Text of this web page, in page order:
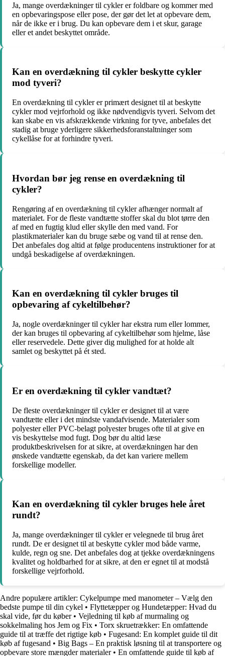
Ja, mange overdækninger til cykler er foldbare og kommer med
en opbevaringspose eller pose, der gør det let at opbevare dem,
når de ikke er i brug. Du kan opbevare dem i et skur, garage
eller et andet beskyttet område.
Kan en overdækning til cykler beskytte cykler
mod tyveri?
En overdækning til cykler er primært designet til at beskytte
cykler mod vejrforhold og ikke nødvendigvis tyveri. Selvom det
kan skabe en vis afskrækkende virkning for tyve, anbefales det
stadig at bruge yderligere sikkerhedsforanstaltninger som
cykellåse for at forhindre tyveri.
Hvordan bør jeg rense en overdækning til
cykler?
Rengøring af en overdækning til cykler afhænger normalt af
materialet. For de fleste vandtætte stoffer skal du blot tørre den
af med en fugtig klud eller skylle den med vand. For
plastikmaterialer kan du bruge sæbe og vand til at rense den.
Det anbefales dog altid at følge producentens instruktioner for at
undgå beskadigelse af overdækningen.
Kan en overdækning til cykler bruges til
opbevaring af cykeltilbehør?
Ja, nogle overdækninger til cykler har ekstra rum eller lommer,
der kan bruges til opbevaring af cykeltilbehør som hjelme, låse
eller reservedele. Dette giver dig mulighed for at holde alt
samlet og beskyttet på ét sted.
Er en overdækning til cykler vandtæt?
De fleste overdækninger til cykler er designet til at være
vandtætte eller i det mindste vandafvisende. Materialer som
polyester eller PVC-belagt polyester bruges ofte til at give en
vis beskyttelse mod fugt. Dog bør du altid læse
produktbeskrivelsen for at sikre, at overdækningen har den
ønskede vandtætte egenskab, da det kan variere mellem
forskellige modeller.
Kan en overdækning til cykler bruges hele året
rundt?
Ja, mange overdækninger til cykler er velegnede til brug året
rundt. De er designet til at beskytte cykler mod både varme,
kulde, regn og sne. Det anbefales dog at tjekke overdækningens
kvalitet og holdbarhed for at sikre, at den er egnet til at modstå
forskellige vejrforhold.
Andre populære artikler: Cykelpumpe med manometer – Vælg den
bedste pumpe til din cykel • Flyttetæpper og Hundetæpper: Hvad du
skal vide, før du køber• Vejledning til køb af murmaling og
sokkelmaling hos Jem og Fix • Torx skruetrækker: En omfattende
guide til at træffe det rigtige køb • Fugesand: En komplet guide til dit
køb af fugesand • Big Bags – En praktisk løsning til at transportere og
opbevare store mængder materialer• En omfattende guide til køb af